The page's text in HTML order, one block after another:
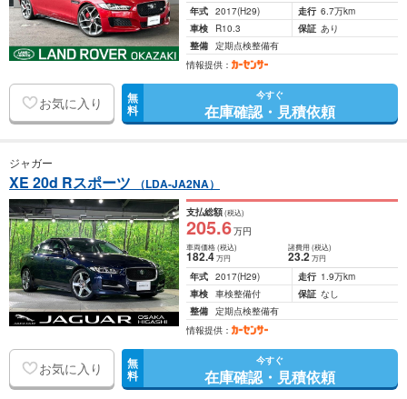
年式 2017(H29) 走行 6.7万km
車検
R10.3 保証 あり
整備 定期点検整備有
情報提供：
お気に入り 無
料
今すぐ
在庫確認・見積依頼
ジャガー
XE 20d Rスポーツ （LDA-JA2NA）
支払総額(税込)
205.6万円
車両価格(税込)
182.4万円
諸費用 (税込)
23.2 万円
年式 2017(H29) 走行 1.9万km
車検 車検整備付 保証 なし
整備 定期点検整備有
情報提供：
お気に入り 無
料
今すぐ
在庫確認・見積依頼